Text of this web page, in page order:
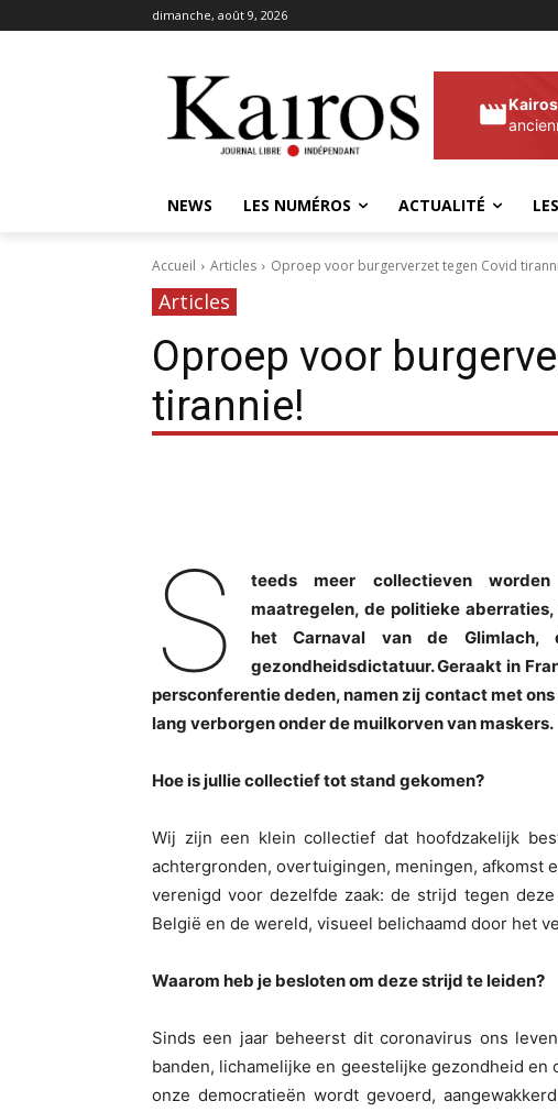
dimanche, août 9, 2026
NEWS LES NUMÉROS ACTUALITÉ
Accueil Articles Oproep voor burgerverzet tegen Covid
Articles
Oproep voor
tirannie!
S
teeds meer collectieven
maatregelen, de politieke
het Carnaval van de
gezondheidsdictatuur. Geraakt in
persconferentie deden, namen zij contact met
lang verborgen onder de muilkorven van maskers.
Hoe is jullie collectief tot stand gekomen?
Wij zijn een klein collectief dat hoofdzakelijk
achtergronden, overtuigingen, meningen, afkomst
verenigd voor dezelfde zaak: de strijd tegen
België en de wereld, visueel belichaamd door het
Waarom heb je besloten om deze strijd te leiden?
Sinds een jaar beheerst dit coronavirus ons
banden, lichamelijke en geestelijke gezondheid
onze democratieën wordt gevoerd,